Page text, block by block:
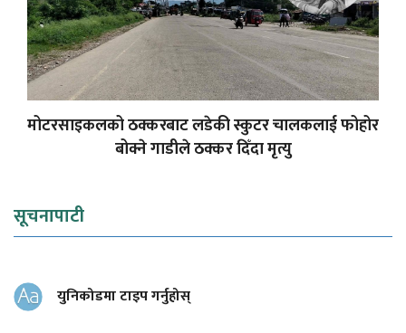
मोटरसाइकलको ठक्करबाट लडेकी स्कुटर चालकलाई फोहोर
बोक्ने गाडीले ठक्कर दिँदा मृत्यु
सूचनापाटी
युनिकोडमा टाइप गर्नुहोस्